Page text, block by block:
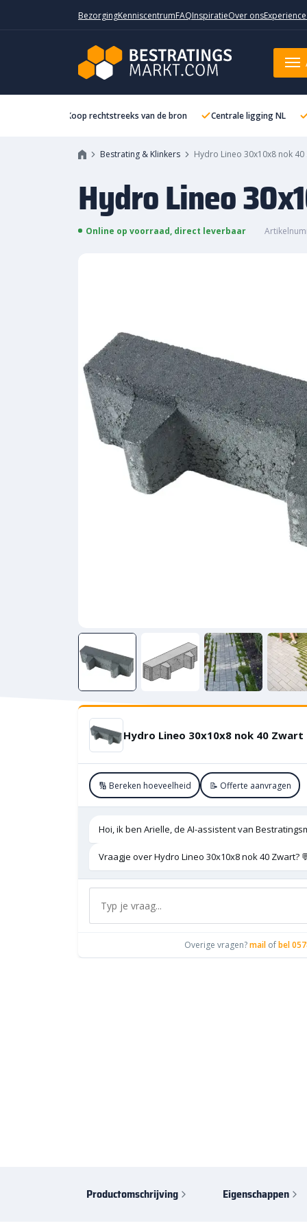
BezorgingKenniscentrumFAQInspiratieOver ons
Koop rechtstreeks van de bron Centrale ligging NL
Bestrating & Klinkers Hydro Lineo 30x10x8 nok
Hydro Lineo
Online op voorraad, direct leverbaar
Hydro Lineo 30x10x8 nok 40 Zwart
🔢 Bereken hoeveelheid 📝 Offerte aanvragen
Hoi, ik ben Arielle, de AI-assistent van
Vraagje over Hydro Lineo 30x10x8 nok 40 Zwart?
Overige vragen?mail ofbel
Productomschrijving Eigenschappen
Hydro Lineo 30x10x8 nok 40